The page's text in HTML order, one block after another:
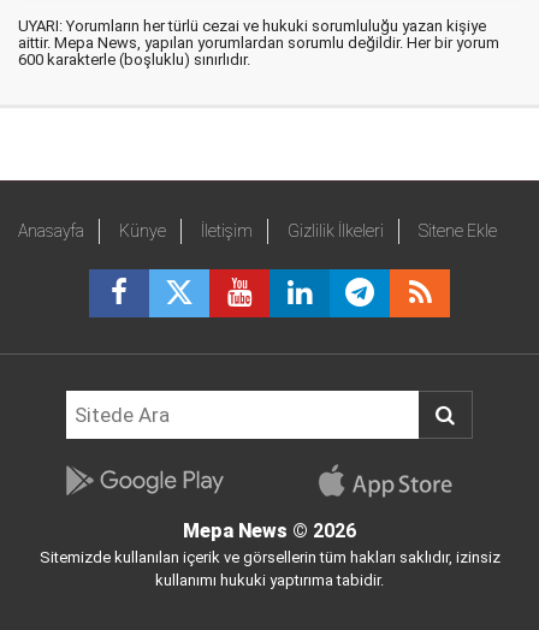
UYARI: Yorumların her türlü cezai ve hukuki sorumluluğu yazan kişiye
aittir. Mepa News, yapılan yorumlardan sorumlu değildir. Her bir yorum
600 karakterle (boşluklu) sınırlıdır.
Anasayfa Künye İletişim Gizlilik İlkeleri Sitene Ekle
Mepa News © 2026
Sitemizde kullanılan içerik ve görsellerin tüm hakları saklıdır, izinsiz
kullanımı hukuki yaptırıma tabidir.